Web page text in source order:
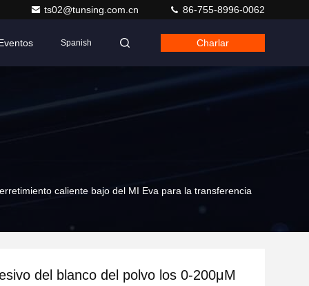
ts02@tunsing.com.cn 86-755-8996-0062
Spanish Charlar
caliente bajo del MI Eva para la transferencia
del blanco del polvo los 0-200μM